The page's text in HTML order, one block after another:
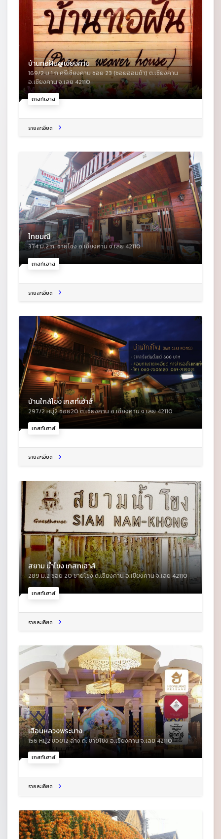
เกสท์เฮาส์
บ้านทอฝัน@เชียงคาน
169/2 ม.1 ถ.ศรีเชียงคาน ซอย 23 (ซอยฮอนด้า) ต.เชียงคาน
อ.เชียงคาน จ.เลย 42110
รายละเอียด
เกสท์เฮาส์
ไทยมณี
374 ม.2 ถ. ชายโขง อ.เชียงคาน จ.เลย 42110
รายละเอียด
เกสท์เฮาส์
บ้านใกล้โขง เกสท์เฮ้าส์
297/2 หมู่2 ซอย20 ต.เชียงคาน อ.เชียงคาน จ.เลย 42110
รายละเอียด
เกสท์เฮาส์
สยาม น้ำโขง เกสทเฮาส์
289 ม.2 ซอย 20 ชายโขง ต.เชียงคาน อ.เชียงคาน จ.เลย 42110
รายละเอียด
เกสท์เฮาส์
เฮือนหลวงพระบาง
156 หมู่2 ซอย12 ล่าง ถ. ชายโขง อ.เชียงคาน จ.เลย 42110
รายละเอียด